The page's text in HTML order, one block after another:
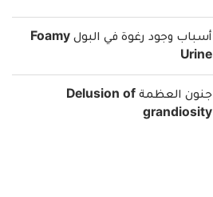
أسباب وجود رغوة في البول Foamy
Urine
جنون العظمة Delusion of
grandiosity